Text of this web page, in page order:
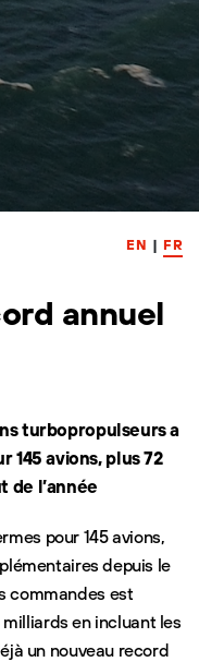
EN | FR
annuel
turbopropulseurs a
145 avions, plus 72
de l’année
pour 145 avions,
depuis le
commandes est
en incluant les
un nouveau record